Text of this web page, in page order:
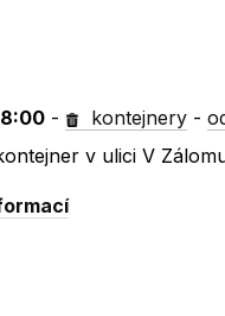
- kontejnery -
v ulici V